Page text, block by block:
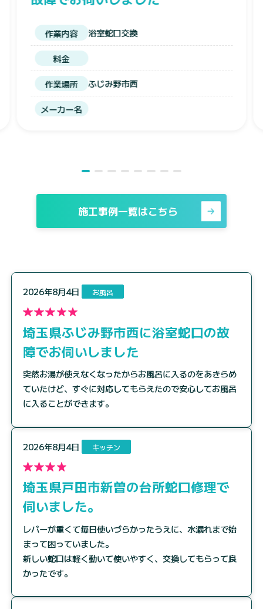
作業内容
作業場所
施工事例一覧はこちら
2026年8月4日 お風呂
埼玉県ふじみ野市西に浴室蛇口の故
障でお伺いしました
突然お湯が使えなくなったからお風呂に入るのをあきらめ
ていたけど、すぐに対応してもらえたので安心してお風呂
に入ることができます。
2026年8月4日 キッチン
埼玉県戸田市新曽の台所蛇口修理で
伺いました。
レバーが重くて毎日使いづらかったうえに、水漏れまで始
まって困っていました。
新しい蛇口は軽く動いて使いやすく、交換してもらって良
かったです。